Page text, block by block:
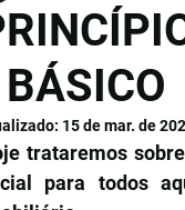
15 de mar. de
trataremos
para todos